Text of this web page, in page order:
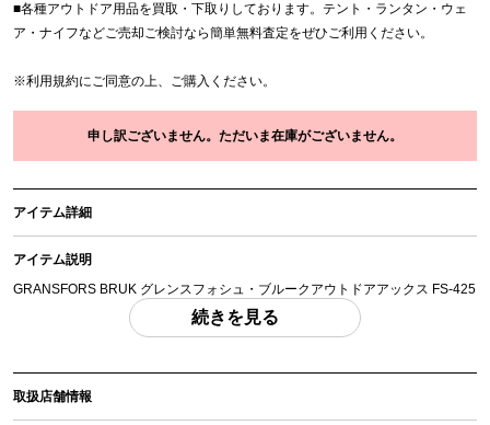
■各種アウトドア用品を買取・下取りしております。テント・ランタン・ウェ
ア・ナイフなどご売却ご検討なら簡単無料査定をぜひご利用ください。
※利用規約にご同意の上、ご購入ください。
申し訳ございません。ただいま在庫がございません。
アイテム詳細
アイテム説明
GRANSFORS BRUK グレンスフォシュ・ブルークアウトドアアックス FS-425
「付属品」・・・ 写真のものがすべてになります。
(撮影、運搬備品は除く)
アイテム状態
中古：C（使用感あり/キズ、ヨゴレあり）
続きを見る
取扱店舗情報